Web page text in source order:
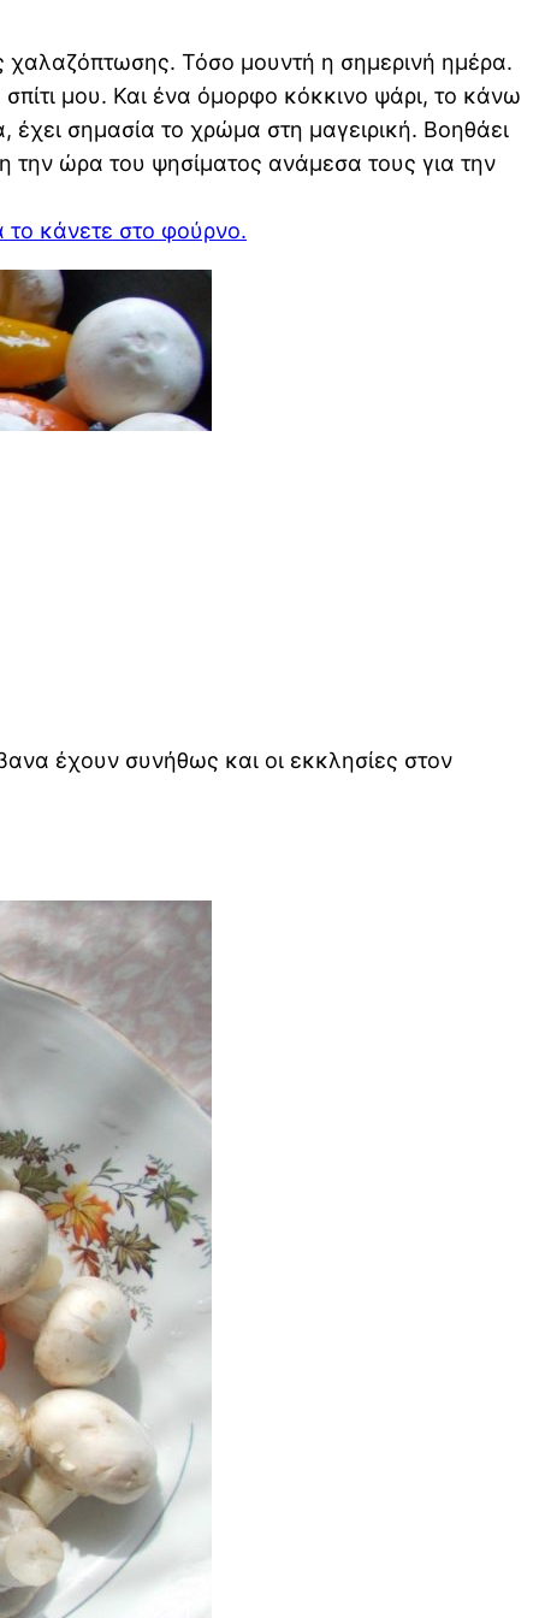
χαλαζόπτωσης. Τόσο μουντή η σημερινή ημέρα.
μου. Και ένα όμορφο κόκκινο ψάρι, το κάνω
σημασία το χρώμα στη μαγειρική. Βοηθάει
την ώρα του ψησίματος ανάμεσα τους για την
το κάνετε στο φούρνο.
έχουν συνήθως και οι εκκλησίες στον